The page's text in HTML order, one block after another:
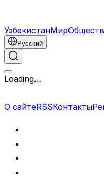
УзбекистанМир
Русский
Loading…
О сайтеRSSКонтакты